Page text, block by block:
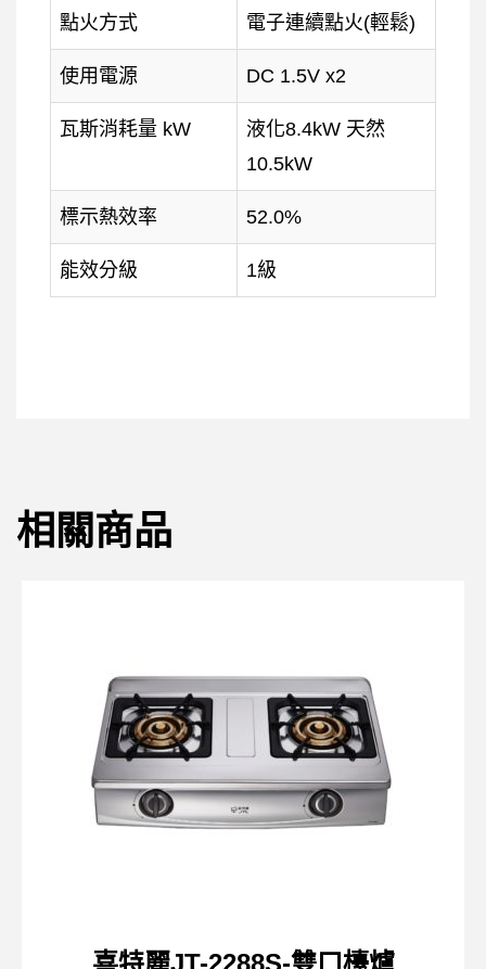
點火方式 電子連續點火(輕鬆)
使用電源 DC 1.5V x2
瓦斯消耗量 kW
液化8.4kW 天然
10.5kW
標示熱效率 52.0%
能效分級 1級
相關商品
喜特麗JT-2288S-雙口檯爐